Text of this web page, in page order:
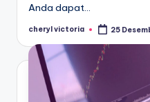
Anda dapat…
Posted
cheryl victoria 25